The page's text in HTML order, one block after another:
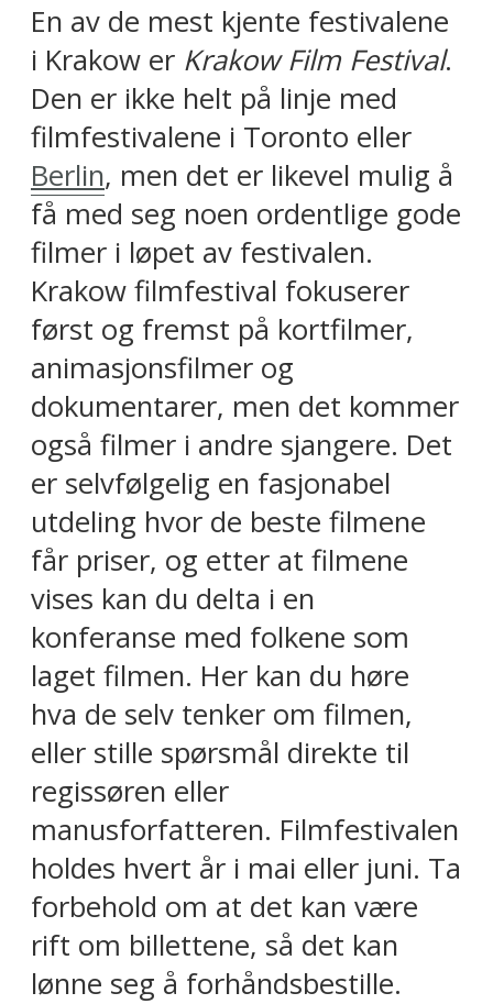
En av de mest kjente festivalene
i Krakow er Krakow Film Festival.
Den er ikke helt på linje med
filmfestivalene i Toronto eller
Berlin, men det er likevel mulig å
få med seg noen ordentlige gode
filmer i løpet av festivalen.
Krakow filmfestival fokuserer
først og fremst på kortfilmer,
animasjonsfilmer og
dokumentarer, men det kommer
også filmer i andre sjangere. Det
er selvfølgelig en fasjonabel
utdeling hvor de beste filmene
får priser, og etter at filmene
vises kan du delta i en
konferanse med folkene som
laget filmen. Her kan du høre
hva de selv tenker om filmen,
eller stille spørsmål direkte til
regissøren eller
manusforfatteren. Filmfestivalen
holdes hvert år i mai eller juni. Ta
forbehold om at det kan være
rift om billettene, så det kan
lønne seg å forhåndsbestille.